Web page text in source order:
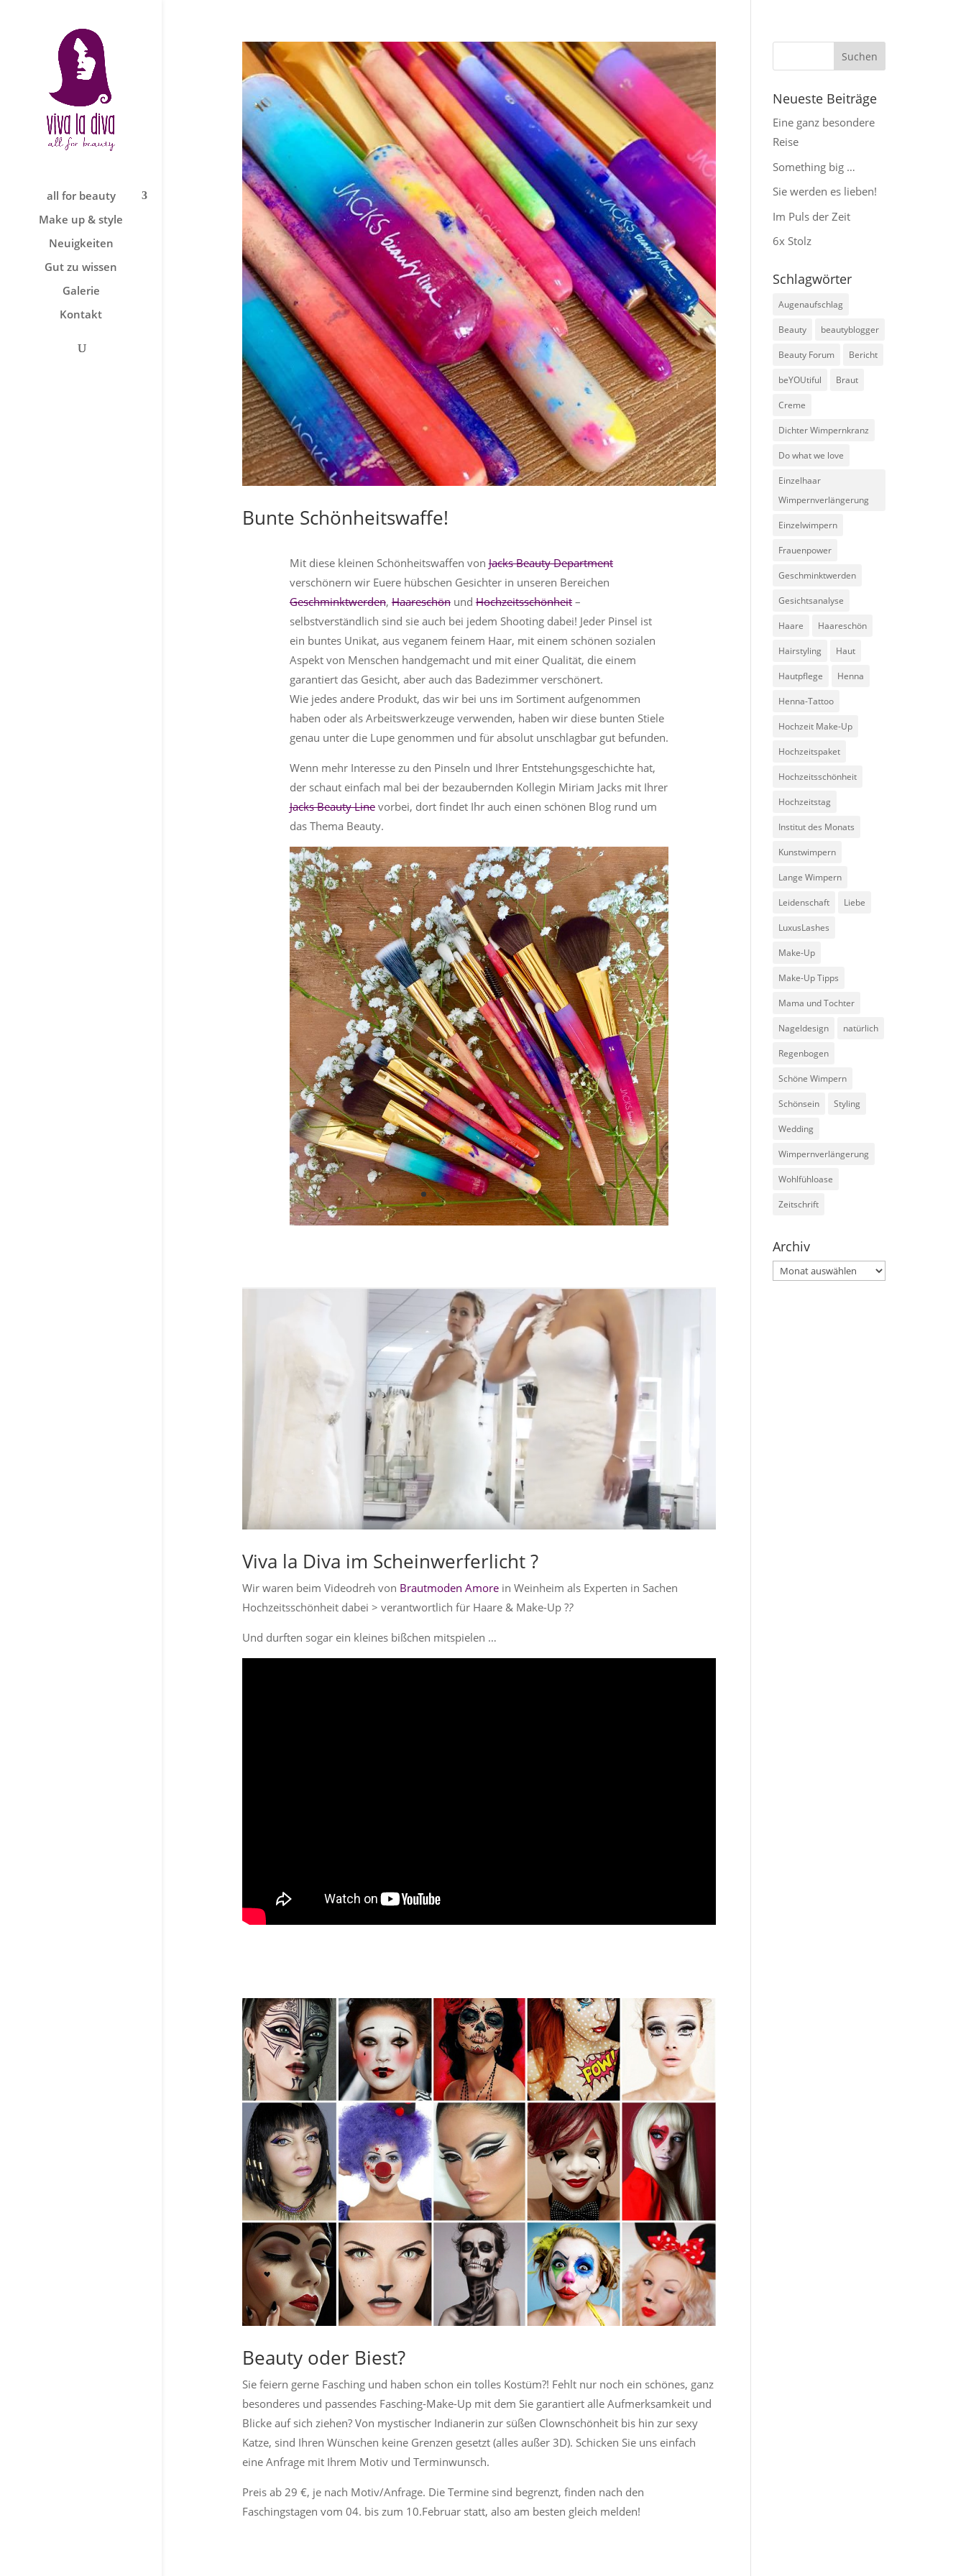
all for beauty
Make up & style
Neuigkeiten
Gut zu wissen
Galerie
Kontakt
Bunte Schönheitswaffe!
Mit diese kleinen Schönheitswaffen vonJacks Beauty Department​
verschönern wir Euere hübschen Gesichter in unseren Bereichen
Geschminktwerden,HaareschönundHochzeitsschönheit–
selbstverständlich sind sie auch bei jedem Shooting dabei! Jeder Pinsel ist
ein buntes Unikat, aus veganem feinem Haar, mit einem schönen sozialen
Aspekt von Menschen handgemacht und mit einer Qualität, die einem
garantiert das Gesicht, aber auch das Badezimmer verschönert.
Wie jedes andere Produkt, das wir bei uns im Sortiment aufgenommen
haben oder als Arbeitswerkzeuge verwenden, haben wir diese bunten Stiele
genau unter die Lupe genommen und für absolut unschlagbar gut befunden.
Wenn mehr Interesse zu den Pinseln und Ihrer Entstehungsgeschichte hat,
der schaut einfach mal bei der bezaubernden Kollegin Miriam Jacks mit Ihrer
Jacks Beauty Linevorbei, dort findet Ihr auch einen schönen Blog rund um
das Thema Beauty.
Viva la Diva im Scheinwerferlicht ?
Wir waren beim Videodreh von Brautmoden Amorein Weinheim als Experten in Sachen
Hochzeitsschönheit dabei > verantwortlich für Haare & Make-Up ??
Und durften sogar ein kleines bißchen mitspielen …
Beauty oder Biest?
Sie feiern gerne Fasching und haben schon ein tolles Kostüm?! Fehlt nur noch ein schönes, ganz
besonderes und passendes Fasching-Make-Up mit dem Sie garantiert alle Aufmerksamkeit und
Blicke auf sich ziehen? Von mystischer Indianerin zur süßen Clownschönheit bis hin zur sexy
Katze, sind Ihren Wünschen keine Grenzen gesetzt (alles außer 3D). Schicken Sie uns einfach
eine Anfrage mit Ihrem Motiv und Terminwunsch.
Preis ab 29 €, je nach Motiv/Anfrage. Die Termine sind begrenzt, finden nach den
Faschingstagen vom 04. bis zum 10.Februar statt, also am besten gleich melden!
Neueste Beiträge
Eine ganz besondere
Reise
Something big …
Sie werden es lieben!
Im Puls der Zeit
6x Stolz
Schlagwörter
Augenaufschlag
Beauty beautyblogger
Beauty Forum Bericht
beYOUtiful Braut
Creme
Dichter Wimpernkranz
Do what we love
Einzelhaar
Wimpernverlängerung
Einzelwimpern
Frauenpower
Geschminktwerden
Gesichtsanalyse
Haare Haareschön
Hairstyling Haut
Hautpflege Henna
Henna-Tattoo
Hochzeit Make-Up
Hochzeitspaket
Hochzeitsschönheit
Hochzeitstag
Institut des Monats
Kunstwimpern
Lange Wimpern
Leidenschaft Liebe
LuxusLashes
Make-Up
Make-Up Tipps
Mama und Tochter
Nageldesign natürlich
Regenbogen
Schöne Wimpern
Schönsein Styling
Wedding
Wimpernverlängerung
Wohlfühloase
Zeitschrift
Archiv
Archiv